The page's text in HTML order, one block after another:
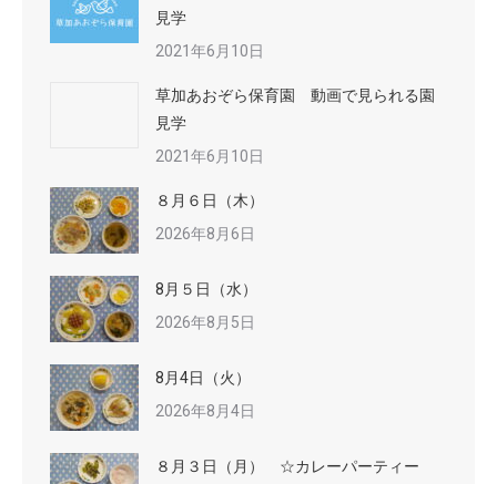
見学
2021年6月10日
草加あおぞら保育園 動画で見られる園
見学
2021年6月10日
８月６日（木）
2026年8月6日
8月５日（水）
2026年8月5日
8月4日（火）
2026年8月4日
８月３日（月） ☆カレーパーティー